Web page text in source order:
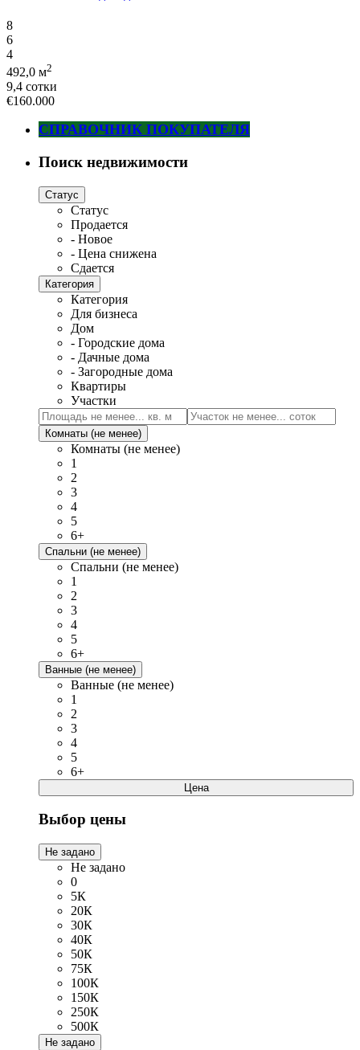
8
6
4
492,0 м2
9,4 сотки
€160.000
СПРАВОЧНИК ПОКУПАТЕЛЯ
Поиск недвижимости
Статус
Статус
Продается
- Новое
- Цена снижена
Сдается
Категория
Категория
Для бизнеса
Дом
- Городские дома
- Дачные дома
- Загородные дома
Квартиры
Участки
Комнаты (не менее)
Комнаты (не менее)
1
2
3
4
5
6+
Спальни (не менее)
Спальни (не менее)
1
2
3
4
5
6+
Ванные (не менее)
Ванные (не менее)
1
2
3
4
5
6+
Цена
Выбор цены
Не задано
Не задано
0
5К
20К
30К
40К
50К
75К
100К
150К
250К
500К
Не задано